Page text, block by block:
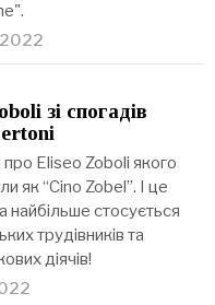
зі спогадів
про Eliseo Zoboli якого
як “Cino Zobel”. І це
найбільше стосується
трудівників та
діячів!